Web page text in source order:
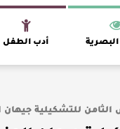
البصرية أدب الطفل
للتشكيلية